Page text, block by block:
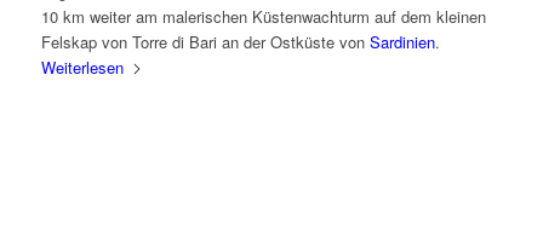
10 km weiter am malerischen Küstenwachturm auf dem kleinen
Felskap von Torre di Bari an der Ostküste von Sardinien.
Weiterlesen